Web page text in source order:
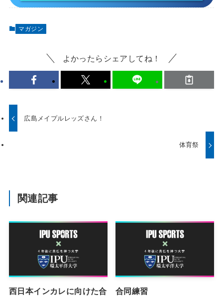
マガジン
よかったらシェアしてね！
広島メイプルレッズさん！
体育祭
関連記事
西日本インカレに向けた合
合同練習